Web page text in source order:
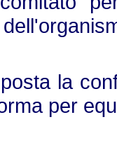
la
per